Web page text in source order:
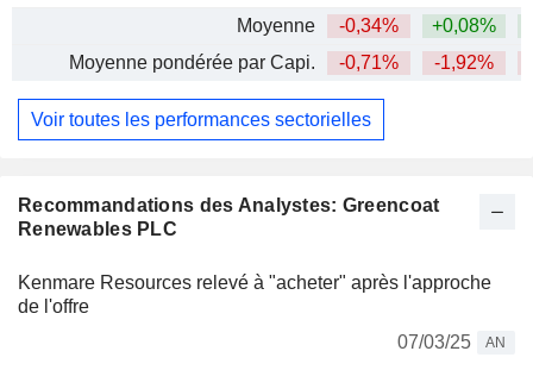
Recommandations des Analystes: Greencoat
Renewables PLC
Kenmare Resources relevé à "acheter" après l'approche
de l'offre
07/03/25
AN
Moyenne
-0,34% +0,08%
Moyenne pondérée par Capi.
-0,71% -1,92%
Voir toutes les performances sectorielles